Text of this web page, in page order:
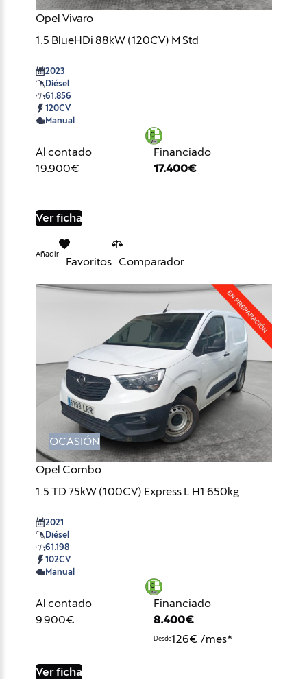
Opel Vivaro
1.5 BlueHDi 88kW (120CV) M Std
2023
Diésel
61.856
120CV
Manual
Al contado
19.900€
Financiado
17.400€
Ver ficha
Añadir
Favoritos Comparador
OCASIÓN
Opel Combo
1.5 TD 75kW (100CV) Express L H1 650kg
2021
Diésel
61.198
102CV
Manual
Al contado
9.900€
Financiado
8.400€
Desde126€ /mes*
Ver ficha